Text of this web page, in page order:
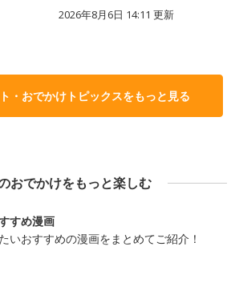
2026年8月6日 14:11 更新
・おでかけトピックスをもっと見る
おでかけをもっと楽しむ
すめ漫画
いおすすめの漫画をまとめてご紹介！